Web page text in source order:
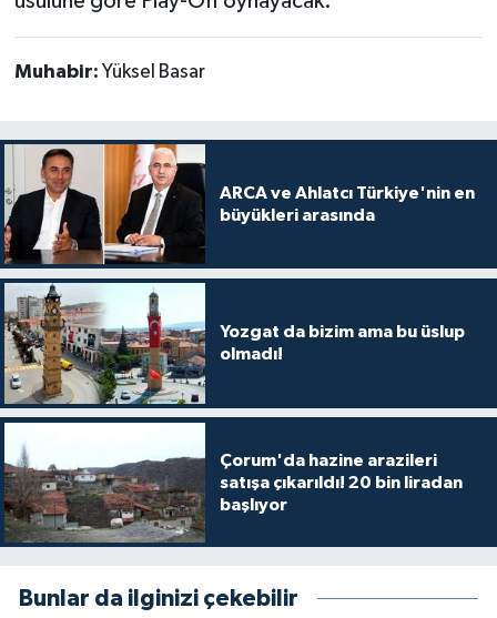
Muhabir: Yüksel Basar
ARCA ve Ahlatcı Türkiye'nin en
büyükleri arasında
Yozgat da bizim ama bu üslup
olmadı!
Çorum'da hazine arazileri
satışa çıkarıldı! 20 bin liradan
başlıyor
Bunlar da ilginizi çekebilir